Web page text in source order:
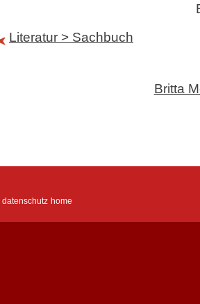
Literatur > Sachbuch
Britta
datenschutz home